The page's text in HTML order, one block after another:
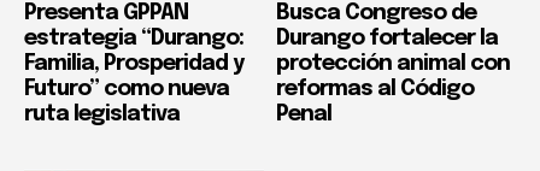
Presenta GPPAN
estrategia “Durango:
Familia, Prosperidad y
Futuro” como nueva
ruta legislativa
Busca Congreso de
Durango fortalecer la
protección animal con
reformas al Código
Penal